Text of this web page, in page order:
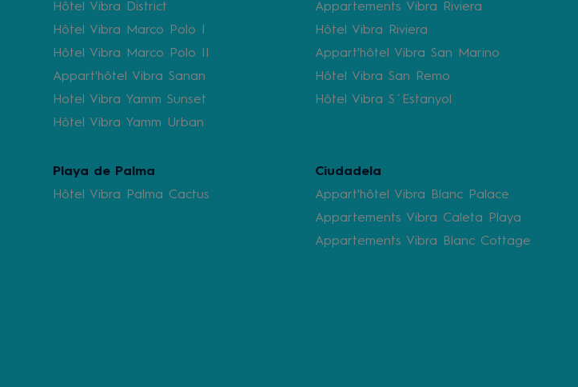
Hôtel Vibra District
Hôtel Vibra Marco Polo I
Hôtel Vibra Marco Polo II
Appart'hôtel Vibra Sanan
Hotel Vibra Yamm Sunset
Hôtel Vibra Yamm Urban
Appartements Vibra Riviera
Hôtel Vibra Riviera
Appart'hôtel Vibra San Marino
Hôtel Vibra San Remo
Hôtel Vibra S´Estanyol
Playa de Palma
Hôtel Vibra Palma Cactus
Ciudadela
Appart'hôtel Vibra Blanc Palace
Appartements Vibra Caleta Playa
Appartements Vibra Blanc Cottage